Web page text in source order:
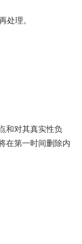
处理。
和对其真实性负
在第一时间删除内